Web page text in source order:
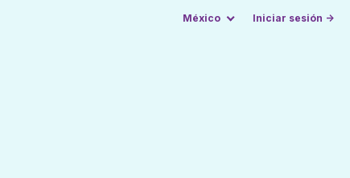
México Iniciar sesión →